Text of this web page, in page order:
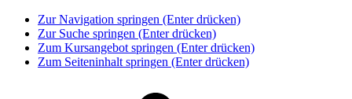
Zur Navigation springen (Enter drücken)
Zur Suche springen (Enter drücken)
Zum Kursangebot springen (Enter drücken)
Zum Seiteninhalt springen (Enter drücken)